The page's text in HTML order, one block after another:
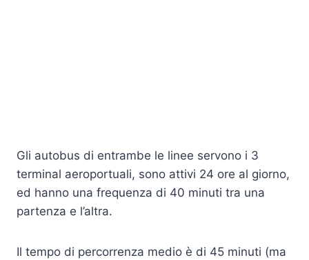
Gli autobus di entrambe le linee servono i 3
terminal aeroportuali, sono attivi 24 ore al giorno,
ed hanno una frequenza di 40 minuti tra una
partenza e l’altra.
Il tempo di percorrenza medio è di 45 minuti (ma